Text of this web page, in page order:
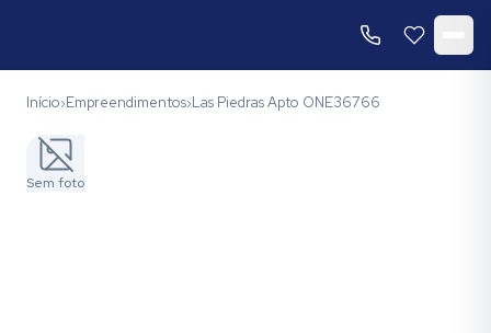
Início›Empreendimentos›Las Piedras Apto ONE36766
Sem foto